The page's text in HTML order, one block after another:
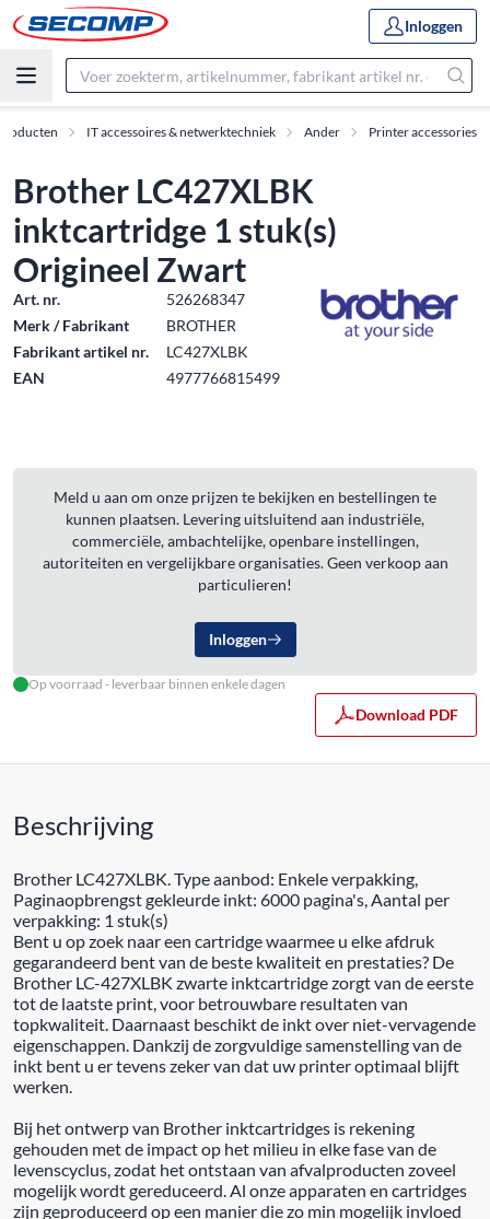
Inloggen
IT accessoires & netwerktechniek Ander Printer accessories
Brother LC427XLBK
inktcartridge 1 stuk(s)
Origineel Zwart
Art. nr.
526268347
Merk / Fabrikant
BROTHER
Fabrikant artikel nr.
LC427XLBK
EAN
4977766815499
Meld u aan om onze prijzen te bekijken en bestellingen te
kunnen plaatsen. Levering uitsluitend aan industriële,
commerciële, ambachtelijke, openbare instellingen,
autoriteiten en vergelijkbare organisaties. Geen verkoop aan
particulieren!
Inloggen
Op voorraad - leverbaar binnen enkele dagen
Download PDF
Beschrijving
Brother LC427XLBK. Type aanbod: Enkele verpakking,
Paginaopbrengst gekleurde inkt: 6000 pagina's, Aantal per
verpakking: 1 stuk(s)
Bent u op zoek naar een cartridge waarmee u elke afdruk
gegarandeerd bent van de beste kwaliteit en prestaties? De
Brother LC-427XLBK zwarte inktcartridge zorgt van de eerste
tot de laatste print, voor betrouwbare resultaten van
topkwaliteit. Daarnaast beschikt de inkt over niet-vervagende
eigenschappen. Dankzij de zorgvuldige samenstelling van de
inkt bent u er tevens zeker van dat uw printer optimaal blijft
werken.
Bij het ontwerp van Brother inktcartridges is rekening
gehouden met de impact op het milieu in elke fase van de
levenscyclus, zodat het ontstaan van afvalproducten zoveel
mogelijk wordt gereduceerd. Al onze apparaten en cartridges
zijn geproduceerd op een manier die zo min mogelijk invloed